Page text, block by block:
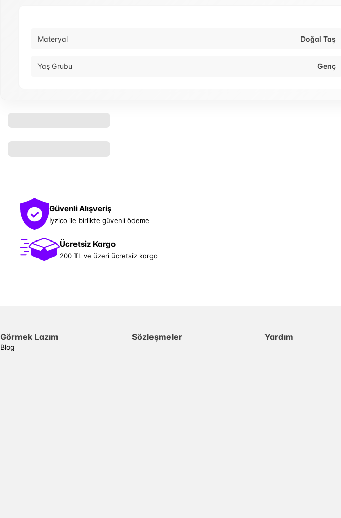
Materyal Doğal Taş
Yaş Grubu Genç
Güvenli Alışveriş
İyzico ile birlikte güvenli ödeme
Ücretsiz Kargo
200 TL ve üzeri ücretsiz kargo
Görmek Lazım
Blog
Sözleşmeler Yardım